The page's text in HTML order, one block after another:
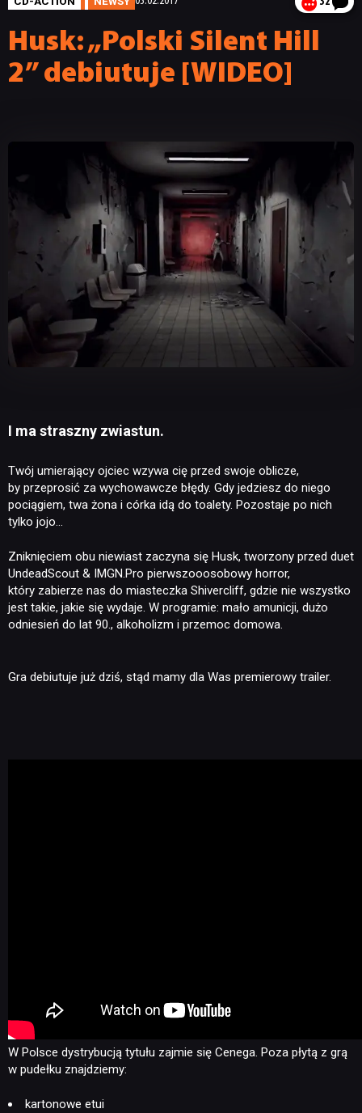
Husk: „Polski Silent Hill
2” debiutuje [WIDEO]
I ma straszny zwiastun.
Twój umierający ojciec wzywa cię przed swoje oblicze,
by przeprosić za wychowawcze błędy. Gdy jedziesz do niego
pociągiem, twa żona i córka idą do toalety. Pozostaje po nich
tylko jojo…
Zniknięciem obu niewiast zaczyna się Husk, tworzony przed duet
UndeadScout & IMGN.Pro pierwszooosobowy horror,
który zabierze nas do miasteczka Shivercliff, gdzie nie wszystko
jest takie, jakie się wydaje. W programie: mało amunicji, dużo
odniesień do lat 90., alkoholizm i przemoc domowa.
Gra debiutuje już dziś, stąd mamy dla Was premierowy trailer.
W Polsce dystrybucją tytułu zajmie się Cenega. Poza płytą z grą
w pudełku znajdziemy:
kartonowe etui